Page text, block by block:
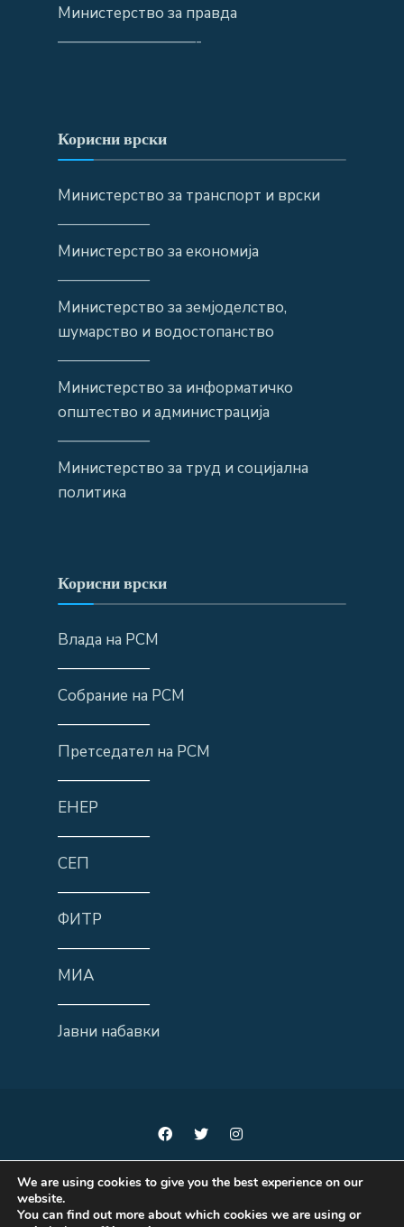
Министерство за правда
—————————-
Корисни врски
Министерство за транспорт и врски
——————
Министерство за економија
——————
Министерство за земјоделство,
шумарство и водостопанство
——————
Министерство за информатичко
општество и администрација
——————
Министерство за труд и социјална
политика
Корисни врски
Влада на РСМ
——————
Собрание на РСМ
——————
Претседател на РСМ
——————
ЕНЕР
——————
СЕП
——————
ФИТР
——————
МИА
——————
Јавни набавки
Мисли локално, делувај регионално, развивај национално
We are using cookies to give you the best experience on our
website.
You can find out more about which cookies we are using or